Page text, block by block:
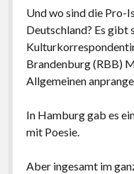
Und wo sind die Pro-
Deutschland? Es gibt
Brandenburg (RBB)
Allgemeinen
In Hamburg gab es
mit Poesie.
Aber ingesamt im